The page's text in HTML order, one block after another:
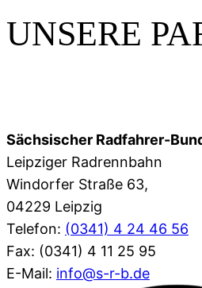
UNSERE
Sächsischer Radfahrer-
Leipziger Radrennbahn
Windorfer Straße 63,
04229 Leipzig
Telefon: (0341) 4 24 46 56
Fax: (0341) 4 11 25 95
E-Mail: info@s-r-b.de